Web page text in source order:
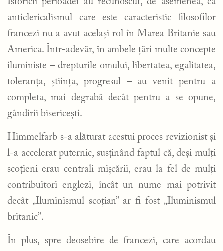
Istoricii perioadei au recunoscut, de asemenea, că
anticlericalismul care este caracteristic filosofilor
francezi nu a avut același rol în Marea Britanie sau
America. Într-adevăr, în ambele țări multe concepte
iluministe – drepturile omului, libertatea, egalitatea,
toleranța, știința, progresul – au venit pentru a
completa, mai degrabă decât pentru a se opune,
gândirii bisericești.
Himmelfarb s-a alăturat acestui proces revizionist și
l-a accelerat puternic, susținând faptul că, deși mulți
scoțieni erau centrali mișcării, erau la fel de mulți
contribuitori englezi, încât un nume mai potrivit
decât „Iluminismul scoțian” ar fi fost „Iluminismul
britanic”.
În plus, spre deosebire de francezi, care acordau